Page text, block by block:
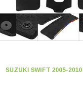
SUZUKI SWIFT 2005-